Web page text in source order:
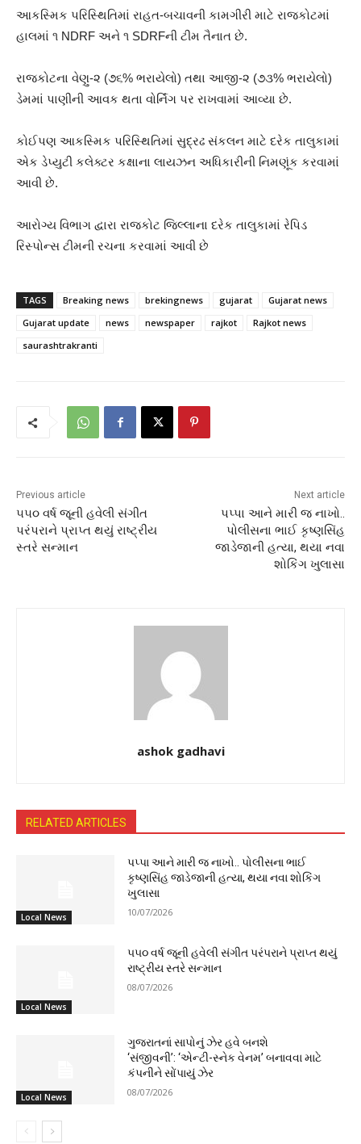
આકસ્મિક પરિસ્થિતિમાં રાહત-બચાવની કામગીરી માટે રાજકોટમાં
હાલમાં ૧ NDRF અને ૧ SDRFની ટીમ તૈનાત છે.
રાજકોટના વેણુ-૨ (૭૬% ભરાયેલો) તથા આજી-૨ (૭૩% ભરાયેલો)
ડેમમાં પાણીની આવક થતા વોર્નિંગ પર રાખવામાં આવ્યા છે.
કોઈપણ આકસ્મિક પરિસ્થિતિમાં સુદ્રઢ સંકલન માટે દરેક તાલુકામાં
એક ડેપ્યુટી કલેક્ટર કક્ષાના લાયઝન અધિકારીની નિમણૂંક કરવામાં
આવી છે.
આરોગ્ય વિભાગ દ્વારા રાજકોટ જિલ્લાના દરેક તાલુકામાં રેપિડ
રિસ્પોન્સ ટીમની રચના કરવામાં આવી છે
TAGS Breaking news brekingnews gujarat
Gujarat news
Gujarat update
news newspaper rajkot
Rajkot news
saurashtrakranti
Previous article
૫૫૦ વર્ષ જૂની હવેલી સંગીત
પરંપરાને પ્રાપ્ત થયું રાષ્ટ્રીય
સ્તરે સન્માન
Next article
પપ્પા આને મારી જ નાખો..
પોલીસના ભાઈ કૃષ્ણસિંહ
જાડેજાની હત્યા, થયા નવા
શોકિંગ ખુલાસા
ashok gadhavi
RELATED ARTICLES
Local News
પપ્પા આને મારી જ નાખો.. પોલીસના ભાઈ
કૃષ્ણસિંહ જાડેજાની હત્યા, થયા નવા શોકિંગ
ખુલાસા
10/07/2026
Local News
૫૫૦ વર્ષ જૂની હવેલી સંગીત પરંપરાને પ્રાપ્ત થયું
રાષ્ટ્રીય સ્તરે સન્માન
08/07/2026
Local News
ગુજરાતનાં સાપોનું ઝેર હવે બનશે
‘સંજીવની’: ‘એન્ટી-સ્નેક વેનમ’ બનાવવા માટે
કંપનીને સોંપાયું ઝેર
08/07/2026